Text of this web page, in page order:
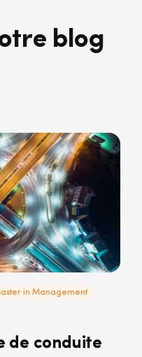
blog
in Management
de conduite